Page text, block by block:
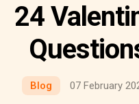
24
Blog 07 February